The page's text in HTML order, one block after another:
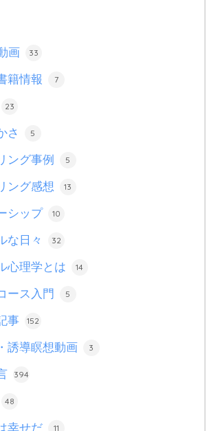
画 33
籍情報 7
23
さ 5
ング事例 5
ング感想 13
シップ 10
な日々 32
心理学とは 14
ース入門 5
事 152
誘導瞑想動画 3
394
48
幸せだ 11